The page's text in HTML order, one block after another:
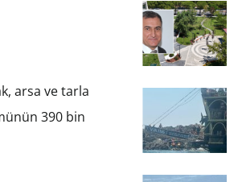
arsa ve tarla
390 bin